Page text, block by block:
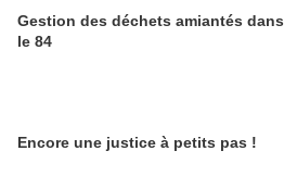
Gestion des déchets amiantés dans
le 84
Encore une justice à petits pas !